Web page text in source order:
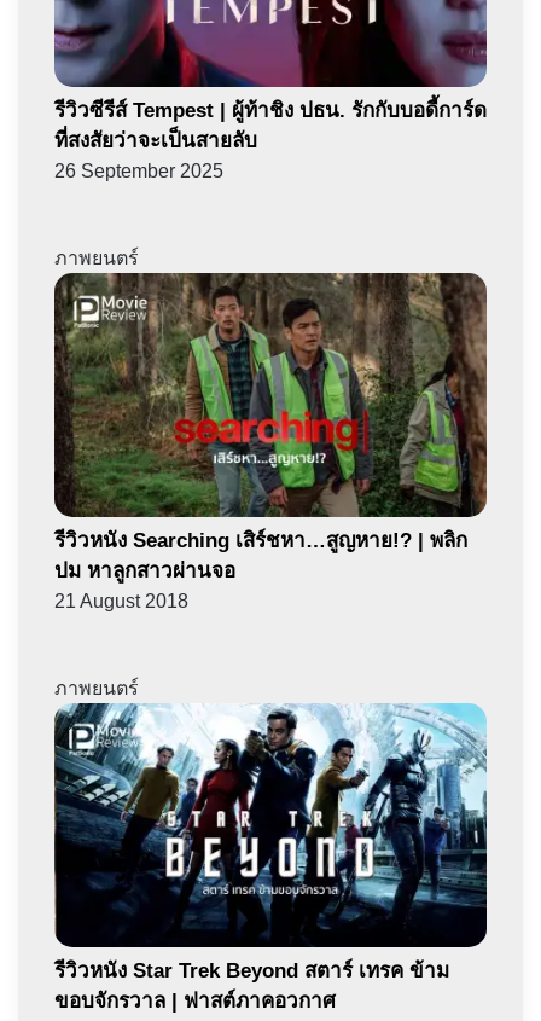
รีวิวซีรีส์ Tempest | ผู้ท้าชิง ปธน. รักกับบอดี้การ์ด
ที่สงสัยว่าจะเป็นสายลับ
26 September 2025
ภาพยนตร์
รีวิวหนัง Searching เสิร์ชหา…สูญหาย!? | พลิก
ปม หาลูกสาวผ่านจอ
21 August 2018
ภาพยนตร์
รีวิวหนัง Star Trek Beyond สตาร์ เทรค ข้าม
ขอบจักรวาล | ฟาสต์ภาคอวกาศ